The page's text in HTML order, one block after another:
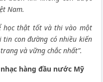
Nam.
học thật tốt và thi vào một
con đường có nhiều kiến
và vững chắc nhất”.
hàng đầu nước Mỹ